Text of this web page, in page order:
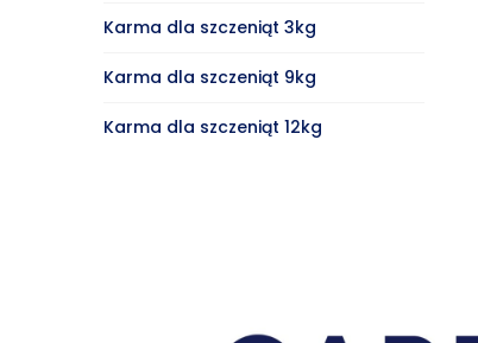
Karma dla szczeniąt 3kg
Karma dla szczeniąt 9kg
Karma dla szczeniąt 12kg